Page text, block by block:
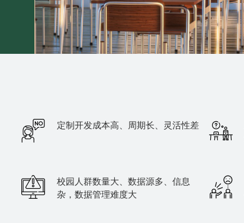
定制开发成本高、周期长、灵活性差
校园人群数量大、数据源多、信息
杂，数据管理难度大